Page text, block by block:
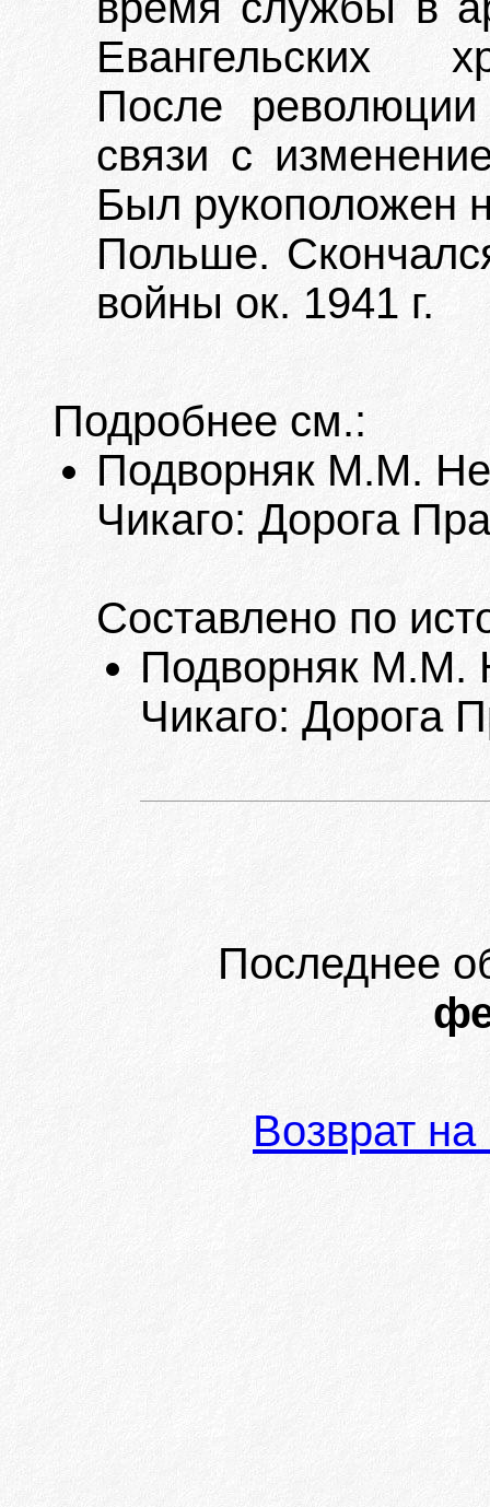
Евангельских
После
связи с
Был рукоположен
Польше.
войны ок. 1941 г.
Подробнее см.:
Подворняк М.М.
Чикаго: Дорога
Составлено по
Подворняк М.М.
Чикаго: Дорога
Последнее
Возврат